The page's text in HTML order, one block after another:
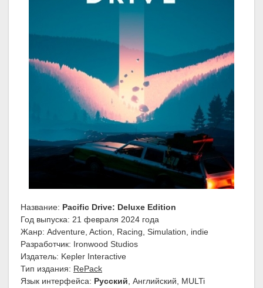
Название: Pacific Drive: Deluxe Edition
Год выпуска: 21 февраля 2024 года
Жанр: Adventure, Action, Racing, Simulation, indie
Разработчик: Ironwood Studios
Издатель: Kepler Interactive
Тип издания: RePack
Язык интерфейса: Русский , Английский, MULTi